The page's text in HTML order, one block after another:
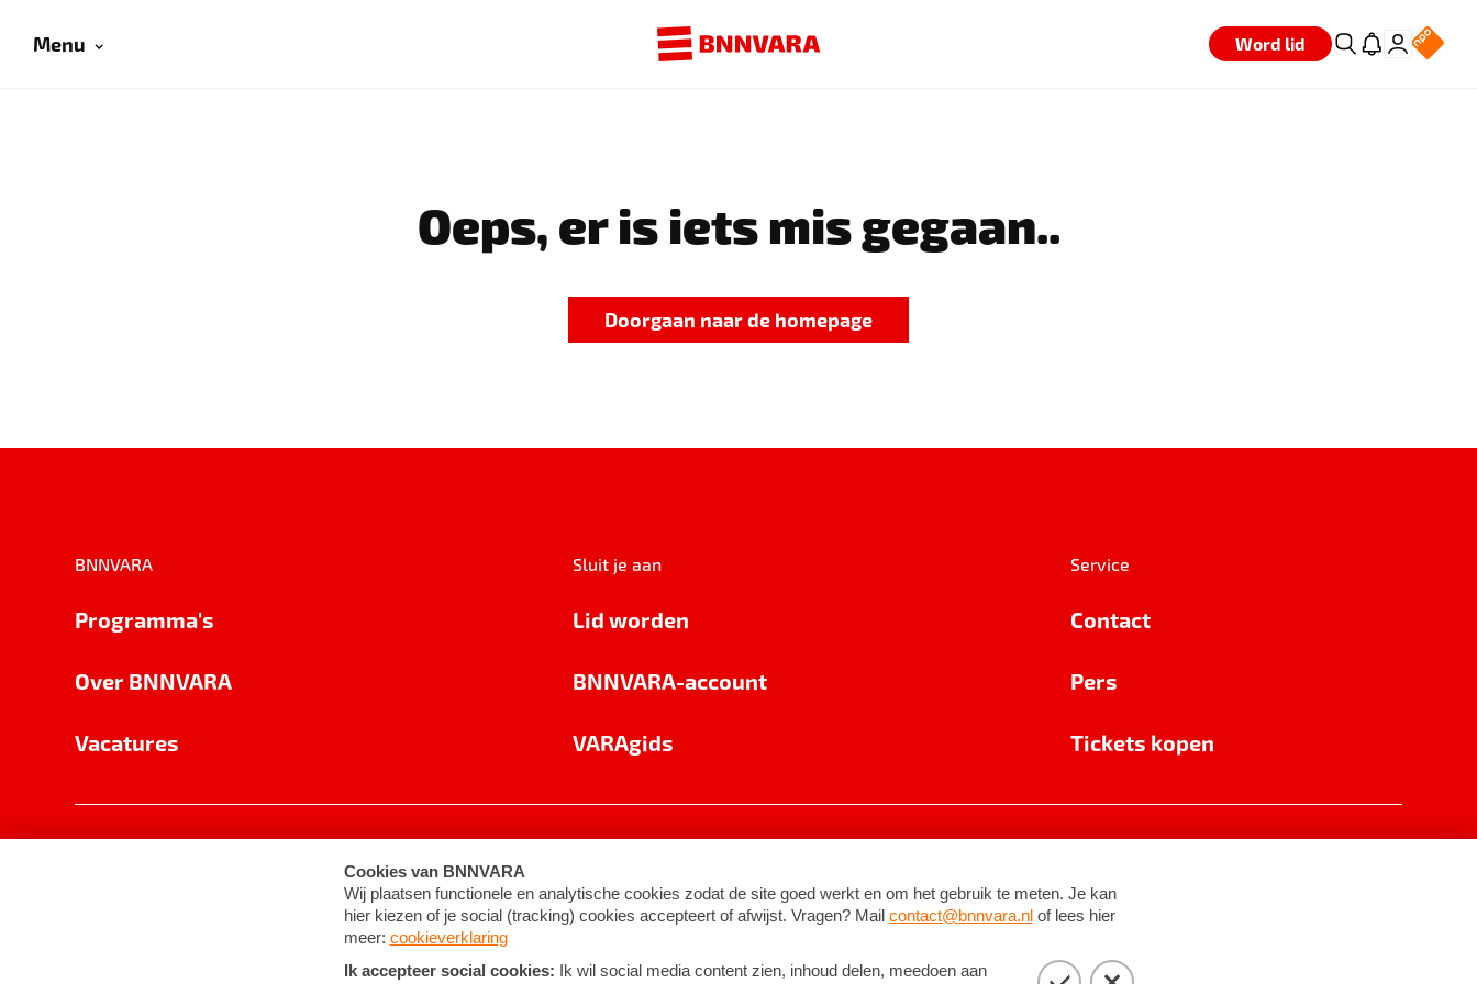
Menu Word lid
Oeps, er is iets mis gegaan..
Doorgaan naar de homepage
BNNVARA
Programma's
Over BNNVARA
Vacatures
Sluit je aan
Lid worden
BNNVARA-account
VARAgids
Service
Contact
Pers
Tickets kopen
Cookie-instellingen Algemene voorwaarden ©2026BNNVARA